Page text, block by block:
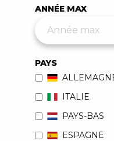
ANNÉE MAX
PAYS
ITALIE
PAYS-BAS
ESPAGNE